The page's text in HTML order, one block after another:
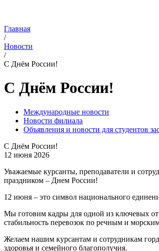
Главная
/
Новости
/
С Днём России!
С Днём России!
Международные новости
Новости филиала
Объявления и новости для студентов
С Днём России!
12 июня 2026
Уважаемые курсанты, преподаватели и
праздником – Днем России!
12 июня – это символ национального
Мы готовим кадры для одной из ключевых
стабильность перевозок по речным и
Желаем нашим курсантам и сотрудникам
здоровья и семейного благополучия.